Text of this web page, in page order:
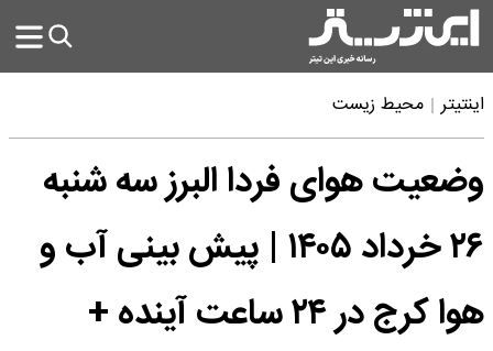
اینتیتر محیط زیست
وضعیت هوای فردا البرز سه شنبه
۲۶ خرداد ۱۴۰۵ | پیش بینی آب و
هوا کرج در ۲۴ ساعت آینده +